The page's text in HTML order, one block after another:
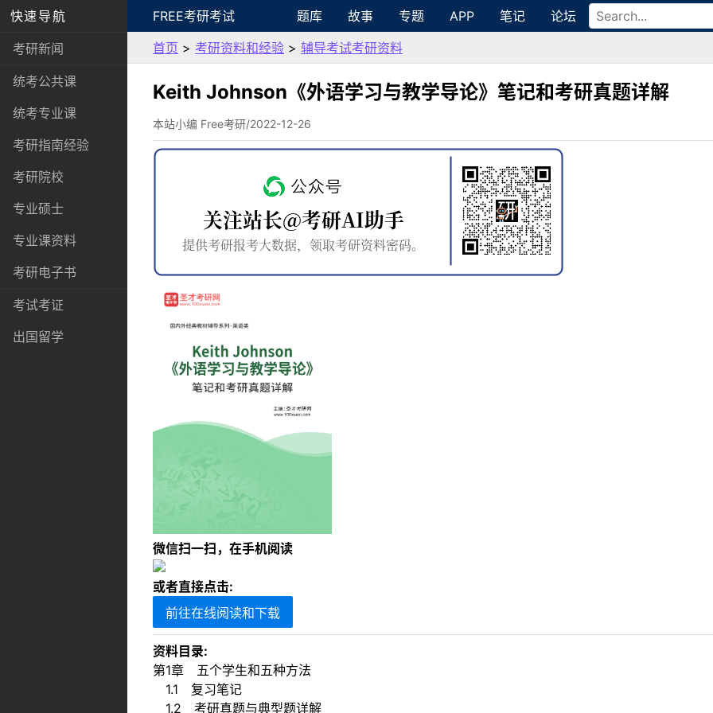
快速导航
考研新闻
统考公共课
统考专业课
考研指南经验
考研院校
专业硕士
专业课资料
考研电子书
考试考证
出国留学
FREE考研考试 题库 故事 专题 APP 笔记 论坛
首页 > 考研资料和经验 > 辅导考试考研资料
Keith Johnson《外语学习与教学导论》笔记和考研真题详解
本站小编 Free考研/2022-12-26
微信扫一扫，在手机阅读
或者直接点击:
前往在线阅读和下载
资料目录:
第1章 五个学生和五种方法
1.1 复习笔记
1.2 考研真题与典型题详解